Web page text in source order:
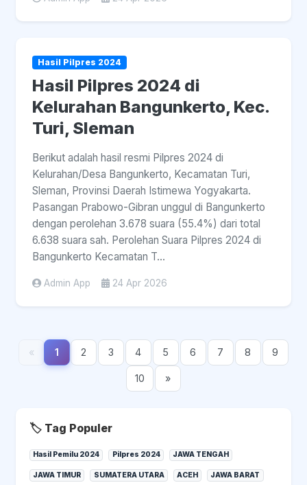
Hasil Pilpres 2024
Hasil Pilpres 2024 di
Kelurahan Bangunkerto, Kec.
Turi, Sleman
Berikut adalah hasil resmi Pilpres 2024 di
Kelurahan/Desa Bangunkerto, Kecamatan Turi,
Sleman, Provinsi Daerah Istimewa Yogyakarta.
Pasangan Prabowo-Gibran unggul di Bangunkerto
dengan perolehan 3.678 suara (55.4%) dari total
6.638 suara sah. Perolehan Suara Pilpres 2024 di
Bangunkerto Kecamatan T...
Admin App 24 Apr 2026
« 1 2 3 4 5 6 7 8 9
10 »
🏷️ Tag Populer
Hasil Pemilu 2024 Pilpres 2024 JAWA TENGAH
JAWA TIMUR SUMATERA UTARA ACEH JAWA BARAT